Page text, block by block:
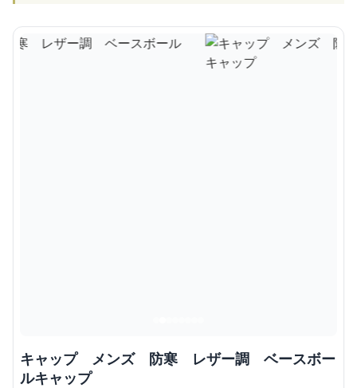
キャップ メンズ 防寒 レザー調 ベースボー
ルキャップ